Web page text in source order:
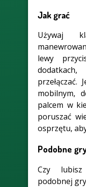
Jak grać
Używaj
lewy
przełączać.
mobilnym,
palcem w
poruszać
osprzętu,
Podobne
Czy
podobnej